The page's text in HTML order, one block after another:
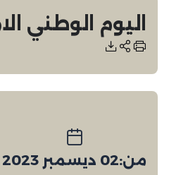
اليوم الوطني
من:02 ديسمبر 2023